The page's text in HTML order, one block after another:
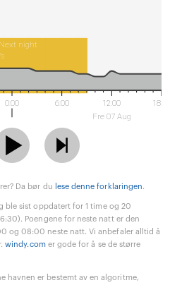
Next night
0:00 6:00
12:00
Fre 07 Aug
Da bør du lese denne forklaringen.
ble sist oppdatert for 1 time og 20
Poengene for neste natt er den
og 08:00 neste natt. Vi anbefaler alltid å
windy.comer gode for å se de større
havnen er bestemt av en algoritme,